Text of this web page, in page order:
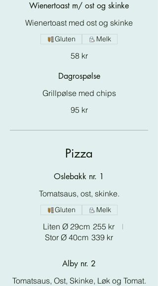
Wienertoast m/ ost og skinke
Wienertoast med ost og skinke
58 kr
Gluten Melk
Dagrospølse
Grillpølse med chips
95 kr
Pizza
Oslebakk nr. 1
Tomatsaus, ost, skinke.
Liten Ø 29cm 255 kr
Stor Ø 40cm 339 kr
Gluten Melk
Alby nr. 2
Tomatsaus, Ost, Skinke, Løk og Tomat.